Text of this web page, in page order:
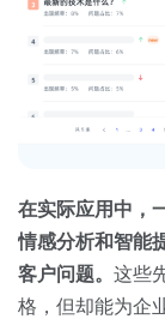
在实际应用中，
情感分析和智能
客户问题。 这些
格，但却能为企